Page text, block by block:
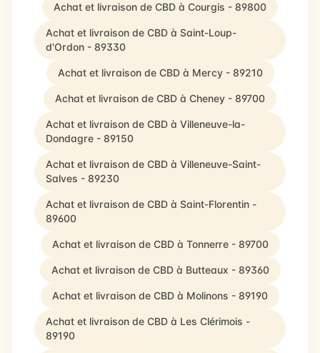
Achat et livraison de CBD à Courgis - 89800
Achat et livraison de CBD à Saint-Loup-
d'Ordon - 89330
Achat et livraison de CBD à Mercy - 89210
Achat et livraison de CBD à Cheney - 89700
Achat et livraison de CBD à Villeneuve-la-
Dondagre - 89150
Achat et livraison de CBD à Villeneuve-Saint-
Salves - 89230
Achat et livraison de CBD à Saint-Florentin -
89600
Achat et livraison de CBD à Tonnerre - 89700
Achat et livraison de CBD à Butteaux - 89360
Achat et livraison de CBD à Molinons - 89190
Achat et livraison de CBD à Les Clérimois -
89190